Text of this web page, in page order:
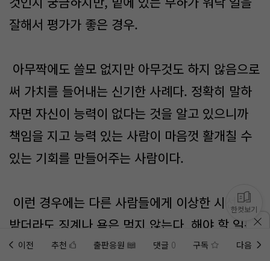
잘해서 평가가 좋은 경우.
아무짝에도 쓸모 없지만 아무것도 하지 않음으로
써 가치를 들어내는 신기한 사례다. 정확히 말하
자면 자신이 능력이 없다는 것을 알고 있으니까
책임을 지고 능력 있는 사람이 마음껏 활개칠 수
있는 기회를 만들어주는 사람이다.
이런 경우에는 다른 사람들에게 이상한 시선을
받더라도 징계나 욕은 먹지 않는다. 해야 할 일은
하기는 했는데 무슨 문제가 있겠는가?
이전 추천 출판응원 댓글 0 구독 다음
한컷보기
홈에미노벨 웹추가하기 미노벨 앱설치하기